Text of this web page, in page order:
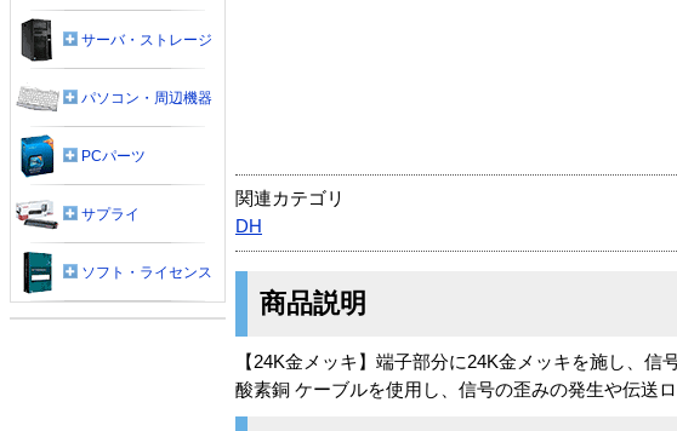
関連カテゴリ
DH
商品説明
【24K金メッキ】端子部分に24K金メッキを施し、
酸素銅 ケーブルを使用し、信号の歪みの発生や伝送
サーバ・ストレージ
パソコン・周辺機器
PCパーツ
サプライ
ソフト・ライセンス